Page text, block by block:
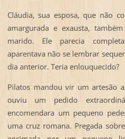
Cláudia, sua esposa, que não
amargurada e exausta,
marido. Ele parecia
aparentava não se lembrar
dia anterior. Teria enlouquecido?
Pilatos mandou vir um artesão
ouviu um pedido
encomendara um pequeno
uma cruz romana. Pregada